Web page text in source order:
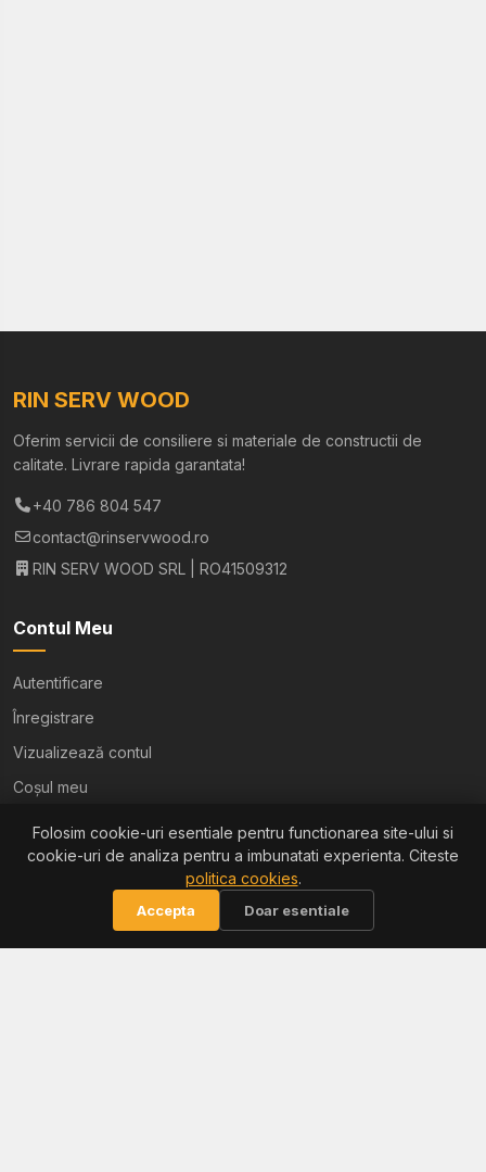
RIN SERV WOOD
Oferim servicii de consiliere si materiale de constructii de
calitate. Livrare rapida garantata!
+40 786 804 547
contact@rinservwood.ro
RIN SERV WOOD SRL | RO41509312
Contul Meu
Autentificare
Înregistrare
Vizualizează contul
Coșul meu
Ajutor
Termeni și condiții
Politica de confidențialitate
Folosim cookie-uri esentiale pentru functionarea site-ului si
cookie-uri de analiza pentru a imbunatati experienta. Citeste
politica cookies.
Accepta Doar esentiale